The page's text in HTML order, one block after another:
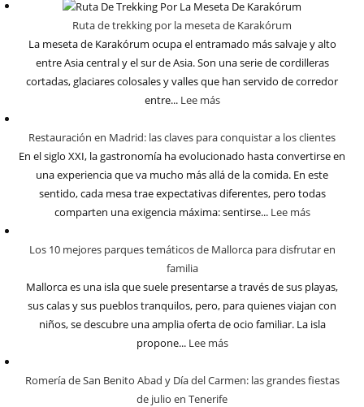
Ruta de trekking por la meseta de Karakórum
La meseta de Karakórum ocupa el entramado más salvaje y alto
entre Asia central y el sur de Asia. Son una serie de cordilleras
cortadas, glaciares colosales y valles que han servido de corredor
entre... Lee más
Restauración en Madrid: las claves para conquistar a los clientes
En el siglo XXI, la gastronomía ha evolucionado hasta convertirse en
una experiencia que va mucho más allá de la comida. En este
sentido, cada mesa trae expectativas diferentes, pero todas
comparten una exigencia máxima: sentirse... Lee más
Los 10 mejores parques temáticos de Mallorca para disfrutar en
familia
Mallorca es una isla que suele presentarse a través de sus playas,
sus calas y sus pueblos tranquilos, pero, para quienes viajan con
niños, se descubre una amplia oferta de ocio familiar. La isla
propone... Lee más
Romería de San Benito Abad y Día del Carmen: las grandes fiestas
de julio en Tenerife